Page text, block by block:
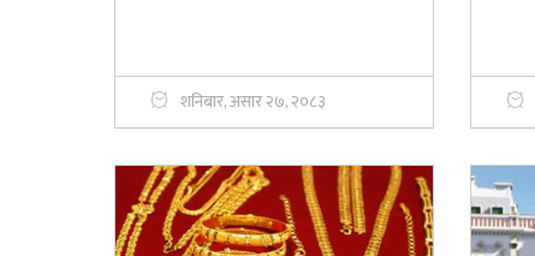
शनिबार, असार २७, २०८३